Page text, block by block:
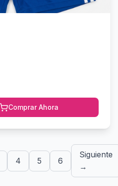
Comprar Ahora
4 5 6
Siguiente
→